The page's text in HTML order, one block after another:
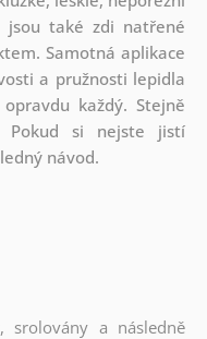
jsou také zdi natřené
Samotná aplikace
a pružnosti lepidla
každý. Stejně
Pokud si nejste jistí
návod.
srolovány a následně